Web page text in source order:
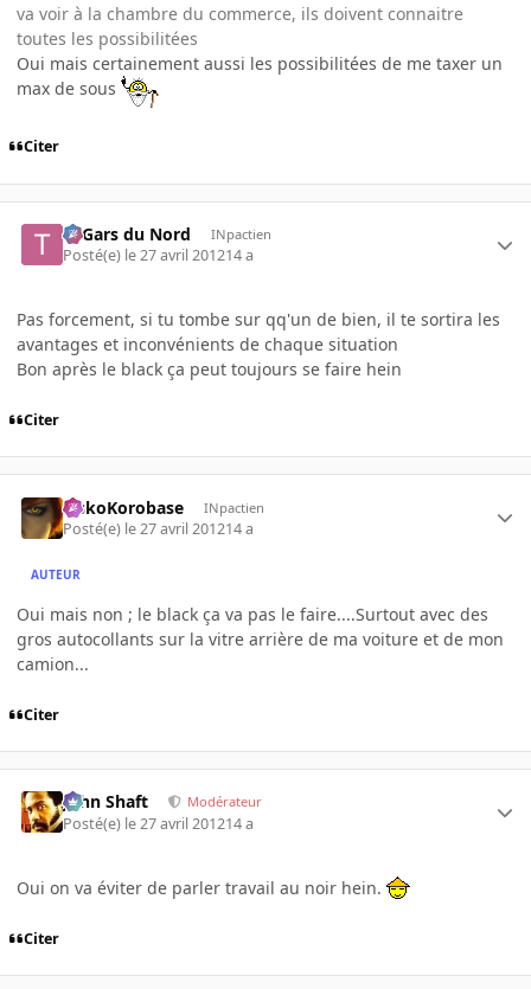
va voir à la chambre du commerce, ils doivent connaitre
toutes les possibilitées
Oui mais certainement aussi les possibilitées de me taxer un
max de sous
Citer
Ti Gars du Nord INpactien
Posté(e) le 27 avril 201214 a
Pas forcement, si tu tombe sur qq'un de bien, il te sortira les
avantages et inconvénients de chaque situation
Bon après le black ça peut toujours se faire hein
Citer
SiskoKorobase INpactien
Posté(e) le 27 avril 201214 a
AUTEUR
Oui mais non ; le black ça va pas le faire....Surtout avec des
gros autocollants sur la vitre arrière de ma voiture et de mon
camion...
Citer
John Shaft Modérateur
Posté(e) le 27 avril 201214 a
Oui on va éviter de parler travail au noir hein.
Citer